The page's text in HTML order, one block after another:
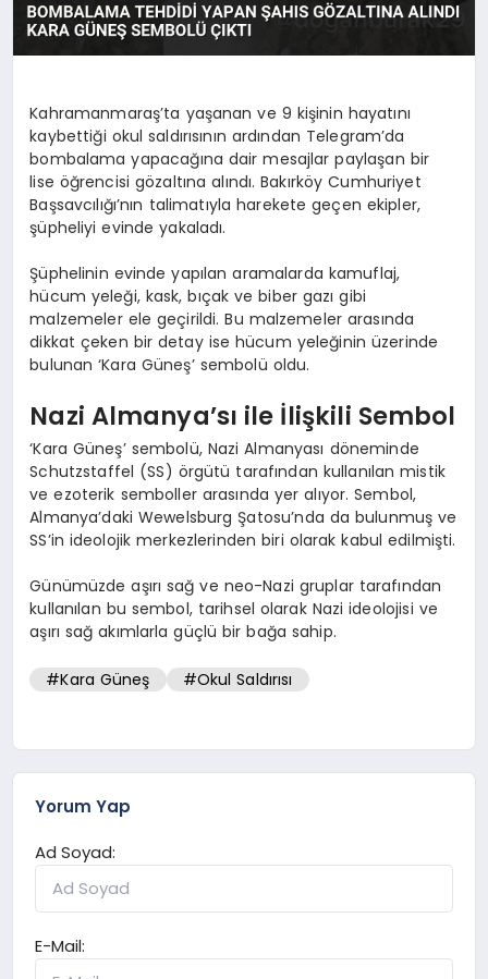
Kahramanmaraş’ta yaşanan ve 9 kişinin hayatını
kaybettiği okul saldırısının ardından Telegram’da
bombalama yapacağına dair mesajlar paylaşan bir
lise öğrencisi gözaltına alındı. Bakırköy Cumhuriyet
Başsavcılığı’nın talimatıyla harekete geçen ekipler,
şüpheliyi evinde yakaladı.
Şüphelinin evinde yapılan aramalarda kamuflaj,
hücum yeleği, kask, bıçak ve biber gazı gibi
malzemeler ele geçirildi. Bu malzemeler arasında
dikkat çeken bir detay ise hücum yeleğinin üzerinde
bulunan ‘Kara Güneş’ sembolü oldu.
Nazi Almanya’sı ile İlişkili Sembol
‘Kara Güneş’ sembolü, Nazi Almanyası döneminde
Schutzstaffel (SS) örgütü tarafından kullanılan mistik
ve ezoterik semboller arasında yer alıyor. Sembol,
Almanya’daki Wewelsburg Şatosu’nda da bulunmuş ve
SS’in ideolojik merkezlerinden biri olarak kabul edilmişti.
Günümüzde aşırı sağ ve neo-Nazi gruplar tarafından
kullanılan bu sembol, tarihsel olarak Nazi ideolojisi ve
aşırı sağ akımlarla güçlü bir bağa sahip.
#Kara Güneş #Okul Saldırısı
Yorum Yap
Ad Soyad:
E-Mail: